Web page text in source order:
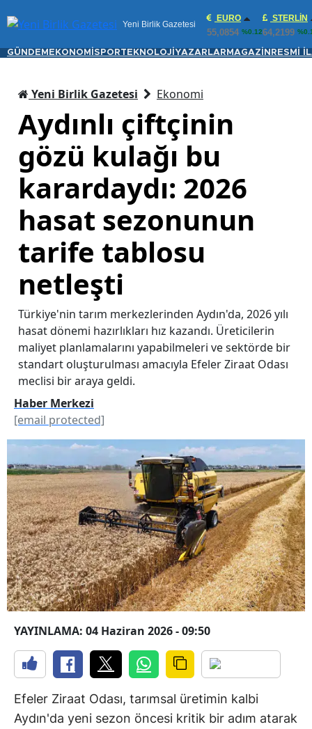
Yeni Birlik Gazetesi
EURO
55,0854 %0.12
STERLIN
64,2199
GÜNDEM EKONOMİ SPORTEKNOLOJİ YAZARLAR MAGAZİN RESMİ
Yeni Birlik Gazetesi Ekonomi
Aydınlı çiftçinin
gözü kulağı bu
karardaydı: 2026
hasat sezonunun
tarife tablosu
netleşti
Türkiye'nin tarım merkezlerinden Aydın'da, 2026 yılı
hasat dönemi hazırlıkları hız kazandı. Üreticilerin
maliyet planlamalarını yapabilmeleri ve sektörde bir
standart oluşturulması amacıyla Efeler Ziraat Odası
meclisi bir araya geldi.
Haber Merkezi
[email protected]
YAYINLAMA: 04 Haziran 2026 - 09:50
Efeler Ziraat Odası, tarımsal üretimin kalbi
Aydın'da yeni sezon öncesi kritik bir adım atarak